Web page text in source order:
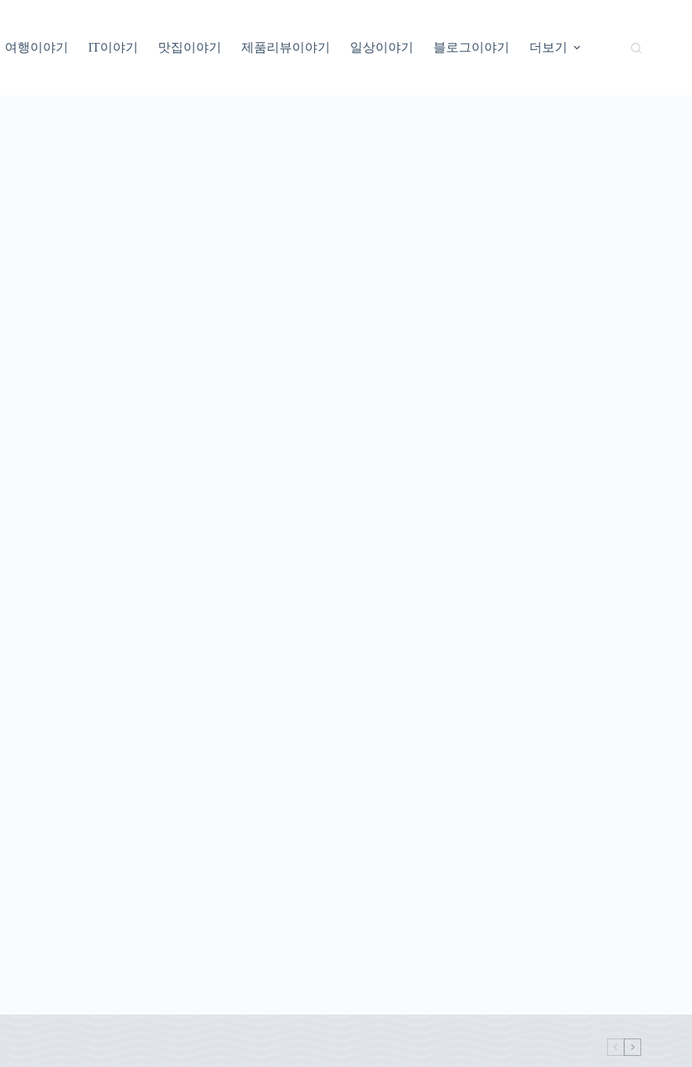
여행이야기 IT이야기 맛집이야기 제품리뷰이야기 일상이야기 블로그이야기 더보기